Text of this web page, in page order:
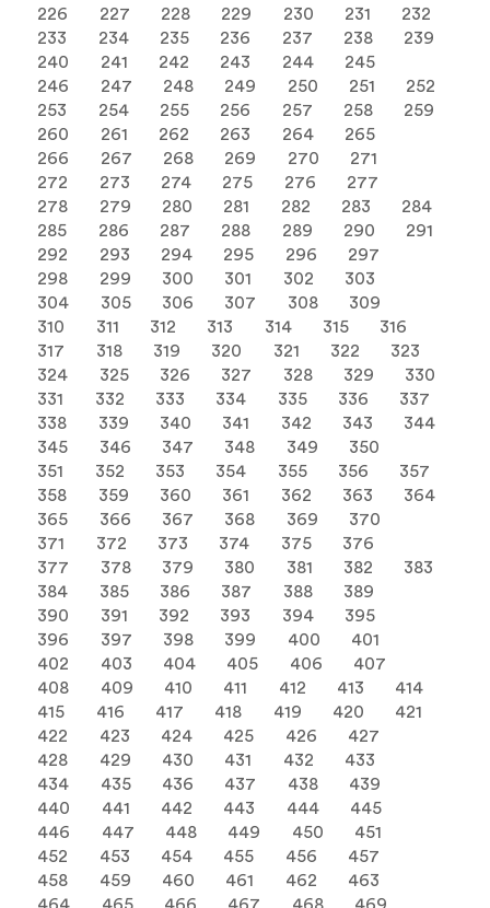
226
227 228 229 230 231
232
233
234 235 236 237 238
239
240
241 242 243 244
245
246
247 248 249 250 251
252
253
254 255 256 257 258
259
260
261 262 263 264
265
266
267 268 269 270
271
272
273 274 275 276
277
278
279 280 281 282 283
284
285
286 287 288 289 290
291
292
293 294 295 296
297
298
299 300 301 302
303
304
305 306 307 308
309
310
311 312 313 314 315
316
317
318 319 320 321 322
323
324
325 326 327 328 329
330
331
332 333 334 335 336
337
338
339 340 341 342 343
344
345
346 347 348 349
350
351
352 353 354 355 356
357
358
359 360 361 362 363
364
365
366 367 368 369
370
371
372 373 374 375
376
377
378 379 380 381 382
383
384
385 386 387 388
389
390
391 392 393 394
395
396
397 398 399 400
401
402
403 404 405 406
407
408
409 410 411 412 413
414
415
416 417 418 419 420
421
422
423 424 425 426
427
428
429 430 431 432
433
434
435 436 437 438
439
440
441 442 443 444
445
446
447 448 449 450
451
452
453 454 455 456
457
458
459 460 461 462
463